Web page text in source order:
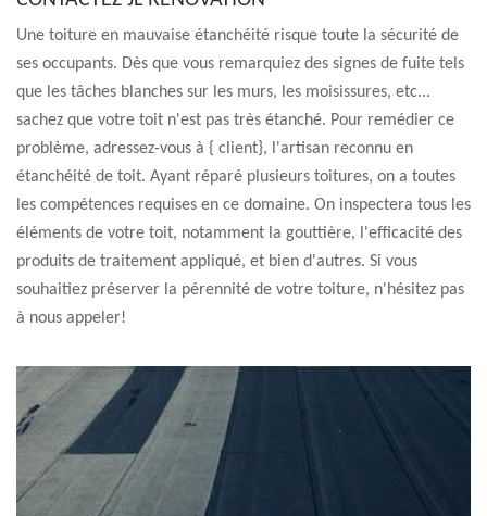
Une toiture en mauvaise étanchéité risque toute la sécurité de
ses occupants. Dès que vous remarquiez des signes de fuite tels
que les tâches blanches sur les murs, les moisissures, etc...
sachez que votre toit n'est pas très étanché. Pour remédier ce
problème, adressez-vous à { client}, l'artisan reconnu en
étanchéité de toit. Ayant réparé plusieurs toitures, on a toutes
les compétences requises en ce domaine. On inspectera tous les
éléments de votre toit, notamment la gouttière, l'efficacité des
produits de traitement appliqué, et bien d'autres. Si vous
souhaitiez préserver la pérennité de votre toiture, n'hésitez pas
à nous appeler!